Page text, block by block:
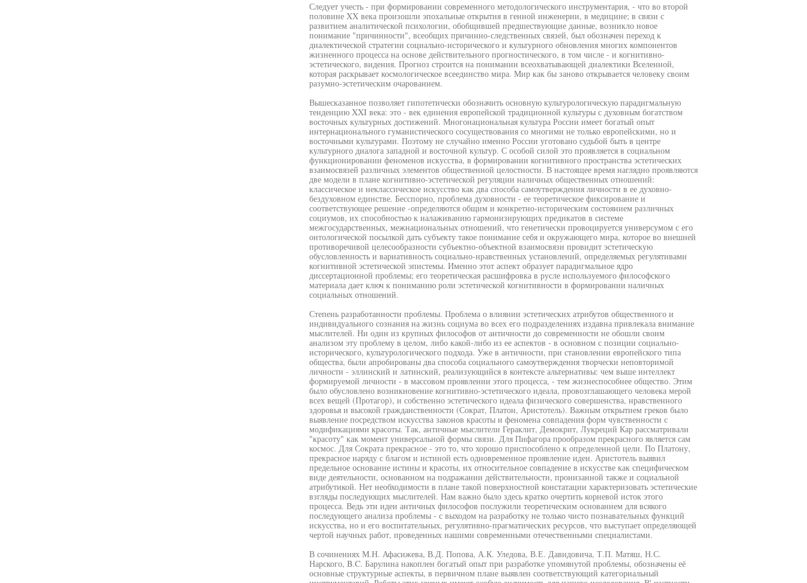
Следует учесть - при формировании современного методологического инструментария, - что во второй
половине XX века произошли эпохальные открытия в генной инженерии, в медицине; в связи с
развитием аналитической психологии, обобщившей предшествующие данные, возникло новое
понимание "причинности", всеобщих причинно-следственных связей, был обозначен переход к
диалектической стратегии социально-исторического и культурного обновления многих компонентов
жизненного процесса на основе действительного прогностического, в том числе - и когнитивно-
эстетического, видения. Прогноз строится на понимании всеохватывающей диалектики Вселенной,
которая раскрывает космологическое всеединство мира. Мир как бы заново открывается человеку своим
разумно-эстетическим очарованием.
Вышесказанное позволяет гипотетически обозначить основную культурологическую парадигмальную
тенденцию XXI века: это - век единения европейской традиционной культуры с духовным богатством
восточных культурных достижений. Многонациональная культура России имеет богатый опыт
интернационального гуманистического сосуществования со многими не только европейскими, но и
восточными культурами. Поэтому не случайно именно России уготовано судьбой быть в центре
культурного диалога западной и восточной культур. С особой силой это проявляется в социальном
функционировании феноменов искусства, в формировании когнитивного пространства эстетических
взаимосвязей различных элементов общественной целостности. В настоящее время наглядно проявляются
две модели в плане когнитивно-эстетической регуляции наличных общественных отношений:
классическое и неклассическое искусство как два способа самоутверждения личности в ее духовно-
бездуховном единстве. Бесспорно, проблема духовности - ее теоретическое фиксирование и
соответствующее решение -определяются общим и конкретно-историческим состоянием различных
социумов, их способностью к налаживанию гармонизирующих предикатов в системе
межгосударственных, межнациональных отношений, что генетически провоцируется универсумом с его
онтологической посылкой дать субъекту такое понимание себя и окружающего мира, которое во внешней
противоречивой целесообразности субъектно-объектной взаимосвязи провидит эстетическую
обусловленность и вариативность социально-нравственных установлений, определяемых регулятивами
когнитивной эстетической эпистемы. Именно этот аспект образует парадигмальное ядро
диссертационной проблемы; его теоретическая расшифровка в русле используемого философского
материала дает ключ к пониманию роли эстетической когнитивности в формировании наличных
социальных отношений.
Степень разработанности проблемы. Проблема о влиянии эстетических атрибутов общественного и
индивидуального сознания на жизнь социума во всех его подразделениях издавна привлекала внимание
мыслителей. Ни один из крупных философов от античности до современности не обошли своим
анализом эту проблему в целом, либо какой-либо из ее аспектов - в основном с позиции социально-
исторического, культурологического подхода. Уже в античности, при становлении европейского типа
общества, были апробированы два способа социального самоутверждения творчески неповторимой
личности - эллинский и латинский, реализующийся в контексте альтернативы: чем выше интеллект
формируемой личности - в массовом проявлении этого процесса, - тем жизнеспособнее общество. Этим
было обусловлено возникновение когнитивно-эстетического идеала, провозглашающего человека мерой
всех вещей (Протагор), и собственно эстетического идеала физического совершенства, нравственного
здоровья и высокой гражданственности (Сократ, Платон, Аристотель). Важным открытием греков было
выявление посредством искусства законов красоты и феномена совпадения форм чувственности с
модификациями красоты. Так, античные мыслители Гераклит, Демокрит, Лукреций Кар рассматривали
"красоту" как момент универсальной формы связи. Для Пифагора прообразом прекрасного является сам
космос. Для Сократа прекрасное - это то, что хорошо приспособлено к определенной цели. По Платону,
прекрасное наряду с благом и истиной есть одновременное проявление идеи. Аристотель выявил
предельное основание истины и красоты, их относительное совпадение в искусстве как специфическом
виде деятельности, основанном на подражании действительности, пронизанной также и социальной
атрибутикой. Нет необходимости в плане такой поверхностной констатации характеризовать эстетические
взгляды последующих мыслителей. Нам важно было здесь кратко очертить корневой исток этого
процесса. Ведь эти идеи античных философов послужили теоретическим основанием для всякого
последующего анализа проблемы - с выходом на разработку не только чисто познавательных функций
искусства, но и его воспитательных, регулятивно-прагматических ресурсов, что выступает определяющей
чертой научных работ, проведенных нашими современными отечественными специалистами.
В сочинениях М.Н. Афасижева, В.Д. Попова, А.К. Уледова, В.Е. Давидовича, Т.П. Матяш, Н.С.
Нарского, B.C. Барулина накоплен богатый опыт при разработке упомянутой проблемы, обозначены её
основные структурные аспекты, в первичном плане выявлен соответствующий категориальный